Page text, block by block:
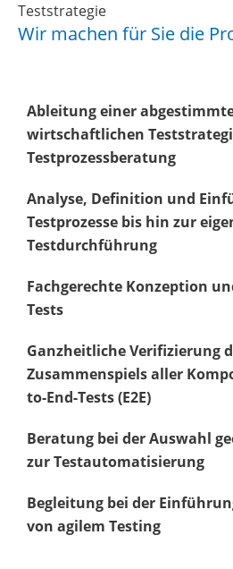
Teststrategie
Wir machen für Sie die
Ableitung einer
wirtschaftlichen
Testprozessberatung
Analyse, Definition und
Testprozesse bis hin zur
Testdurchführung
Fachgerechte Konzeption
Tests
Ganzheitliche Verifizierung
Zusammenspiels aller
to-End-Tests (E2E)
Beratung bei der Auswahl
zur Testautomatisierung
Begleitung bei der
von agilem Testing